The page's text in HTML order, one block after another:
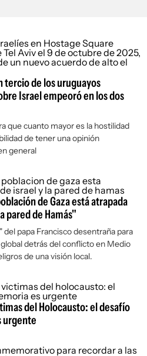
tercio de los uruguayos
Israel empeoró en los dos
que cuanto mayor es la hostilidad
de tener una opinión
general
de Gaza está atrapada
pared de Hamás"
del papa Francisco desentraña para
detrás del conflicto en Medio
de una visión local.
del Holocausto: el desafío
urgente